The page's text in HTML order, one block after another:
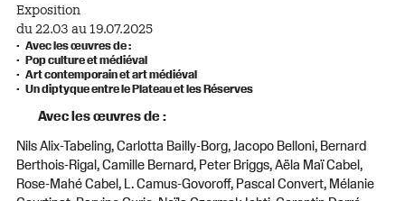
Exposition
du 22.03 au 19.07.2025
Avec les œuvres de :
Pop culture et médiéval
Art contemporain et art médiéval
Un diptyque entre le Plateau et les Réserves
Avec les œuvres de :
Nils Alix-Tabeling, Carlotta Bailly-Borg, Jacopo Belloni, Bernard
Berthois-Rigal, Camille Bernard, Peter Briggs, Aëla Maï Cabel,
Rose-Mahé Cabel, L. Camus-Govoroff, Pascal Convert, Mélanie